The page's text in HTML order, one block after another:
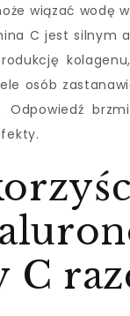
wiązać wodę
C jest silnym
osób
Odpowiedź